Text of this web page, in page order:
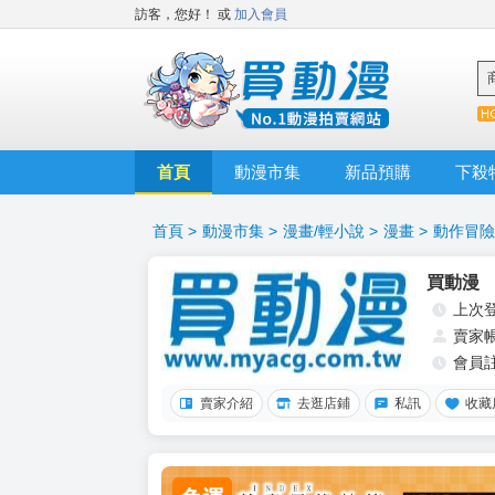
訪客，您好！ 或 加入會員
首頁 動漫市集 新品預購 下殺
首頁 > 動漫市集 > 漫畫/輕小說 > 漫畫 > 動作冒險
買動漫
上次
賣家
會員
賣家介紹 去逛店鋪 私訊 收藏